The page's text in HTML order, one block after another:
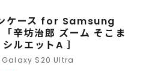
ケース for Samsung
坊治郎 ズーム そこま
ルエットA ］
S20 Ultra